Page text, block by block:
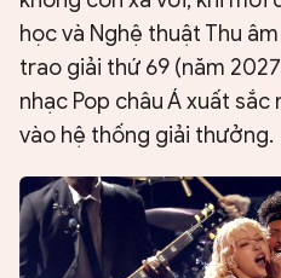
DIỄN ĐÀN
CHUYÊN TRANG
học và Nghệ thuật Thu
trao giải thứ 69 (năm
nhạc Pop châu Á xuất
vào hệ thống giải thưởng.